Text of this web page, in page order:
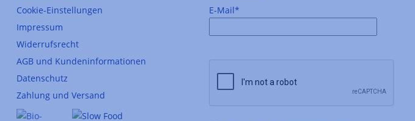
Cookie-Einstellungen
Impressum
Widerrufsrecht
AGB und Kundeninformationen
Datenschutz
Zahlung und Versand
E-Mail*